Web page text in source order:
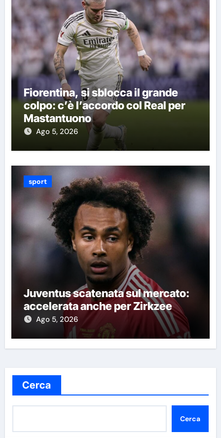
Fiorentina, si sblocca il grande
colpo: c’è l’accordo col Real per
Mastantuono
Ago 5, 2026
sport
Juventus scatenata sul mercato:
accelerata anche per Zirkzee
Ago 5, 2026
Cerca
Cerca